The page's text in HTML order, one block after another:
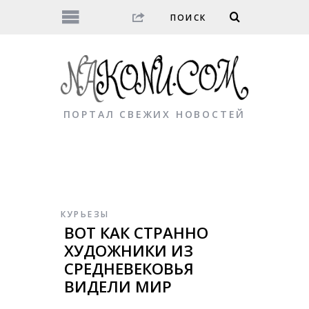
ПОРТАЛ СВЕЖИХ НОВОСТЕЙ
КУРЬЕЗЫ
ВОТ КАК СТРАННО
ХУДОЖНИКИ ИЗ
СРЕДНЕВЕКОВЬЯ
ВИДЕЛИ МИР